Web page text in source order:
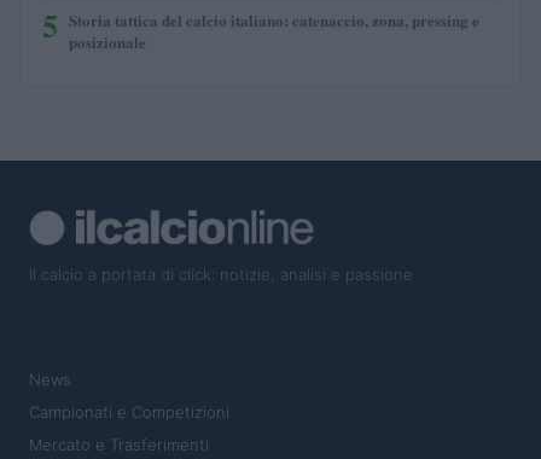
5 Storia tattica del calcio italiano: catenaccio, zona, pressing e
posizionale
Il calcio a portata di click: notizie, analisi e passione
News
Campionati e Competizioni
Mercato e Trasferimenti